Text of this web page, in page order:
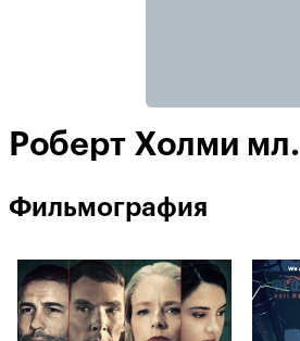
Роберт Холми мл.
Фильмография